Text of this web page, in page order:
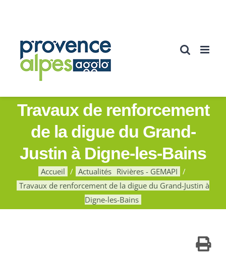
Travaux de renforcement
de la digue du Grand-
Justin à Digne-les-Bains
Accueil Actualités Rivières - GEMAPI
Travaux de renforcement de la digue du Grand-Justin à
Digne-les-Bains